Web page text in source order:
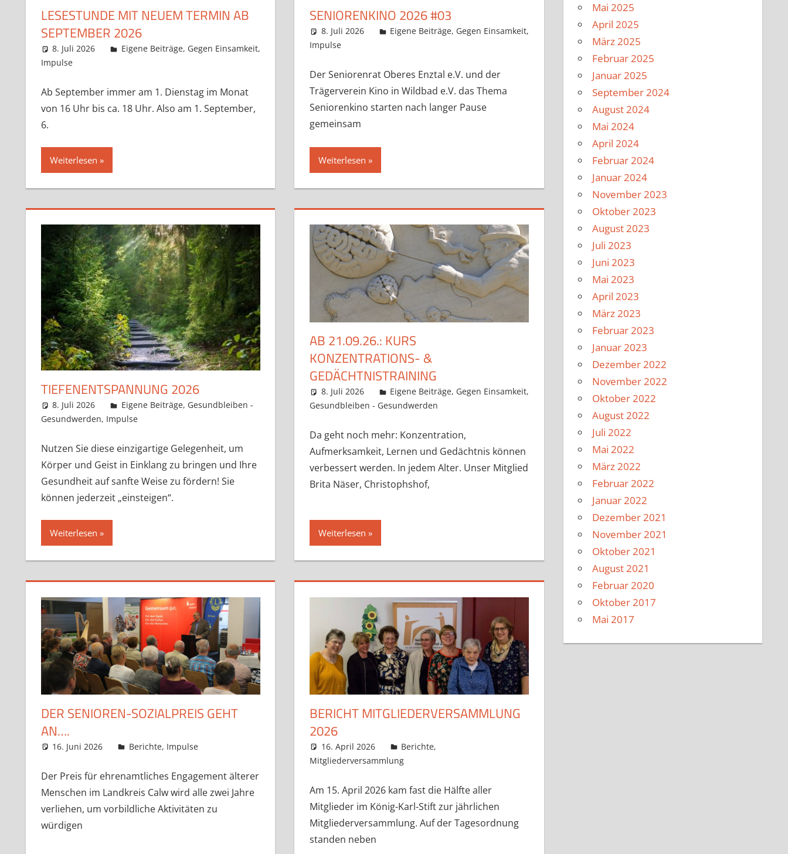
LESESTUNDE MIT NEUEM TERMIN AB
SEPTEMBER 2026
8. Juli 2026 Claudia Ollenhauer
Eigene Beiträge, Gegen Einsamkeit,
Impulse
Ab September immer am 1. Dienstag im Monat
von 16 Uhr bis ca. 18 Uhr. Also am 1. September,
6.
Weiterlesen
SENIORENKINO 2026 #03
8. Juli 2026 Claudia Ollenhauer
Eigene Beiträge, Gegen Einsamkeit,
Impulse
Der Seniorenrat Oberes Enztal e.V. und der
Trägerverein Kino in Wildbad e.V. das Thema
Seniorenkino starten nach langer Pause
gemeinsam
Weiterlesen
TIEFENENTSPANNUNG 2026
8. Juli 2026 Claudia Ollenhauer
Eigene Beiträge, Gesundbleiben -
Gesundwerden, Impulse
Nutzen Sie diese einzigartige Gelegenheit, um
Körper und Geist in Einklang zu bringen und Ihre
Gesundheit auf sanfte Weise zu fördern! Sie
können jederzeit „einsteigen“.
Weiterlesen
AB 21.09.26.: KURS
KONZENTRATIONS- &
GEDÄCHTNISTRAINING
8. Juli 2026 Claudia Ollenhauer
Eigene Beiträge, Gegen Einsamkeit,
Gesundbleiben - Gesundwerden
Da geht noch mehr: Konzentration,
Aufmerksamkeit, Lernen und Gedächtnis können
verbessert werden. In jedem Alter. Unser Mitglied
Brita Näser, Christophshof,
Weiterlesen
DER SENIOREN-SOZIALPREIS GEHT
AN….
16. Juni 2026 Claudia Ollenhauer
Berichte, Impulse Kommentar hinterlassen
Der Preis für ehrenamtliches Engagement älterer
Menschen im Landkreis Calw wird alle zwei Jahre
verliehen, um vorbildliche Aktivitäten zu
würdigen
BERICHT MITGLIEDERVERSAMMLUNG
2026
16. April 2026 Claudia Ollenhauer
Berichte,
Mitgliederversammlung
Am 15. April 2026 kam fast die Hälfte aller
Mitglieder im König-Karl-Stift zur jährlichen
Mitgliederversammlung. Auf der Tagesordnung
standen neben
Mai 2025
April 2025
März 2025
Februar 2025
Januar 2025
September 2024
August 2024
Mai 2024
April 2024
Februar 2024
Januar 2024
November 2023
Oktober 2023
August 2023
Juli 2023
Juni 2023
Mai 2023
April 2023
März 2023
Februar 2023
Januar 2023
Dezember 2022
November 2022
Oktober 2022
August 2022
Juli 2022
Mai 2022
März 2022
Februar 2022
Januar 2022
Dezember 2021
November 2021
Oktober 2021
August 2021
Februar 2020
Oktober 2017
Mai 2017